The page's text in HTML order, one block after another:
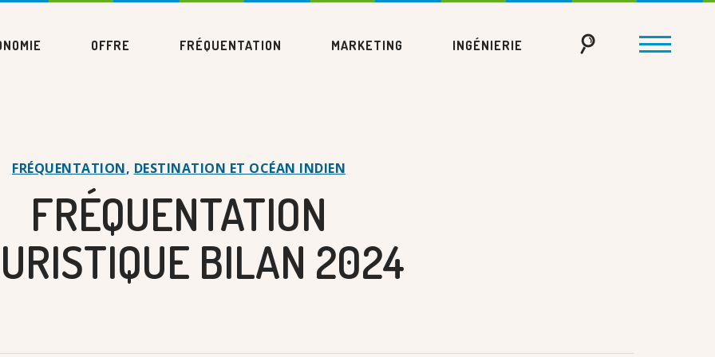
OFFRE FRÉQUENTATION MARKETING INGÉNIERIE
FRÉQUENTATION, DESTINATION ET OCÉAN INDIEN
FRÉQUENTATION
BILAN 2024